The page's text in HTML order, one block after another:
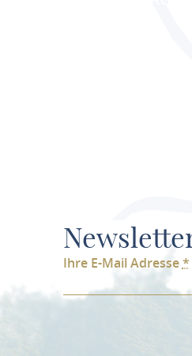
Ihre E-Mail Adresse*